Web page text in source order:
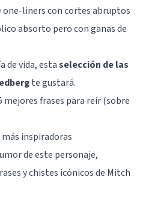
one-liners con cortes abruptos
absorto pero con ganas de
de vida, estaselección de las
te gustará.
mejores frases para reír (sobre
inspiradoras
de este personaje,
y chistes icónicos de Mitch